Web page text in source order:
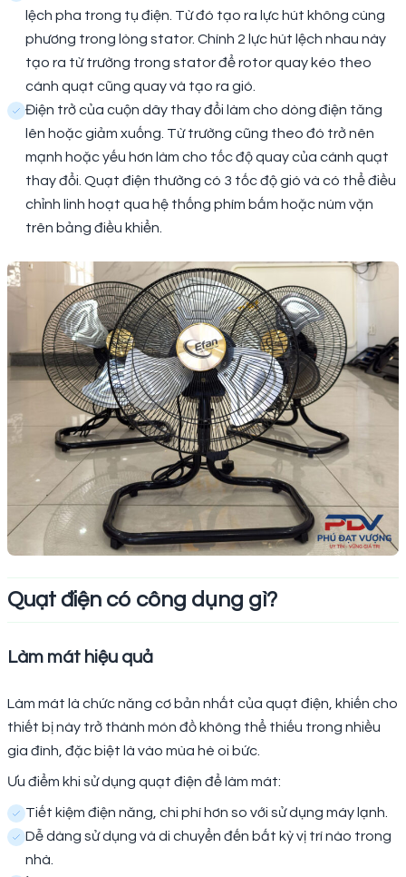
lệch pha trong tụ điện. Từ đó tạo ra lực hút không cùng
phương trong lòng stator. Chính 2 lực hút lệch nhau này
tạo ra từ trường trong stator để rotor quay kéo theo
cánh quạt cũng quay và tạo ra gió.
Điện trở của cuộn dây thay đổi làm cho dòng điện tăng
lên hoặc giảm xuống. Từ trường cũng theo đó trở nên
mạnh hoặc yếu hơn làm cho tốc độ quay của cánh quạt
thay đổi. Quạt điện thường có 3 tốc độ gió và có thể điều
chỉnh linh hoạt qua hệ thống phím bấm hoặc núm vặn
trên bảng điều khiển.
Quạt điện có công dụng gì?
Làm mát hiệu quả
Làm mát là chức năng cơ bản nhất của quạt điện, khiến cho
thiết bị này trở thành món đồ không thể thiếu trong nhiều
gia đình, đặc biệt là vào mùa hè oi bức.
Ưu điểm khi sử dụng quạt điện để làm mát:
Tiết kiệm điện năng, chi phí hơn so với sử dụng máy lạnh.
Dễ dàng sử dụng và di chuyển đến bất kỳ vị trí nào trong
nhà.